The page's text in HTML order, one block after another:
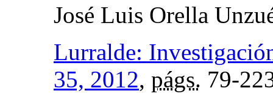
José Luis Orella
Lurralde:
35, 2012, págs. 79-